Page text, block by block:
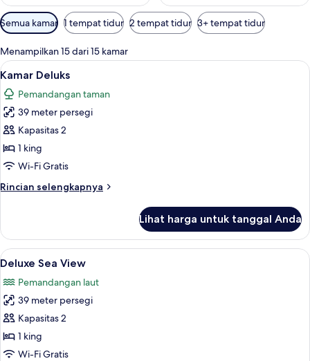
Filter
tersedia
untuk
kamar
Semua kamar 1 tempat tidur 2 tempat tidur 3+ tempat tidur
Menampilkan 15 dari 15 kamar
Lihat
semua
foto
untuk
Kamar
Deluks
Minibar, brankas, Wi-Fi gratis, dan
5
Kamar Deluks
Pemandangan taman
39 meter persegi
Kapasitas 2
1 king
Wi-Fi Gratis
Rincian selengkapnya
Rincian
Kamar
Deluks
Lihat harga untuk tanggal Anda
Lihat
semua
foto
untuk
Deluxe
Sea
View
Deluxe Sea View | Pemandangan dari
5
Deluxe Sea View
Pemandangan laut
39 meter persegi
Kapasitas 2
1 king
Wi-Fi Gratis